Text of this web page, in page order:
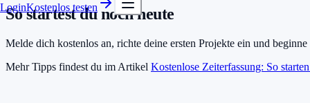
LoginKostenlos testen
So startest du noch heute
Melde dich kostenlos an, richte deine ersten Projekte ein und
Mehr Tipps findest du im Artikel Kostenlose Zeiterfassung: So